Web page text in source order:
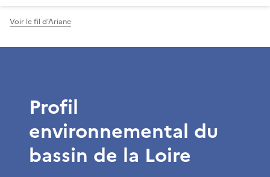
Voir le fil d'Ariane
Profil
environnemental du
bassin de la Loire